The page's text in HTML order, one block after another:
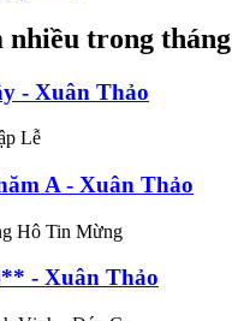
nhiều trong tháng
- Xuân Thảo
Lễ
A - Xuân Thảo
Hô Tin Mừng
- Xuân Thảo